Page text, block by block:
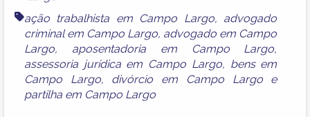
ação trabalhista em Campo Largo, advogado
criminal em Campo Largo, advogado em Campo
Largo, aposentadoria em Campo Largo,
assessoria jurídica em Campo Largo, bens em
Campo Largo, divórcio em Campo Largoe
partilha em Campo Largo